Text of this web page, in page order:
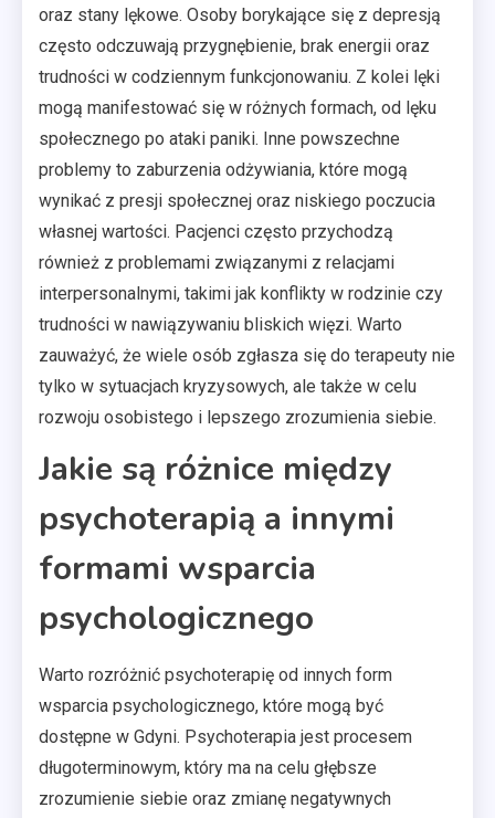
oraz stany lękowe. Osoby borykające się z depresją
często odczuwają przygnębienie, brak energii oraz
trudności w codziennym funkcjonowaniu. Z kolei lęki
mogą manifestować się w różnych formach, od lęku
społecznego po ataki paniki. Inne powszechne
problemy to zaburzenia odżywiania, które mogą
wynikać z presji społecznej oraz niskiego poczucia
własnej wartości. Pacjenci często przychodzą
również z problemami związanymi z relacjami
interpersonalnymi, takimi jak konflikty w rodzinie czy
trudności w nawiązywaniu bliskich więzi. Warto
zauważyć, że wiele osób zgłasza się do terapeuty nie
tylko w sytuacjach kryzysowych, ale także w celu
rozwoju osobistego i lepszego zrozumienia siebie.
Jakie są różnice między
psychoterapią a innymi
formami wsparcia
psychologicznego
Warto rozróżnić psychoterapię od innych form
wsparcia psychologicznego, które mogą być
dostępne w Gdyni. Psychoterapia jest procesem
długoterminowym, który ma na celu głębsze
zrozumienie siebie oraz zmianę negatywnych